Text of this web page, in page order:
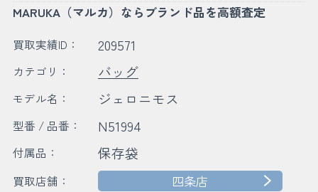
MARUKA（マルカ）ならブランド品を高額査定
買取実績ID： 209571
カテゴリ： バッグ
モデル名： ジェロニモス
型番 / 品番： N51994
付属品： 保存袋
買取店舗： 四条店